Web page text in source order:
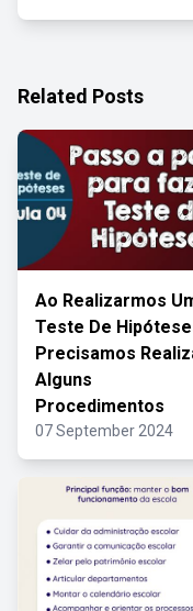
Related Posts
Ao Realizarmos
Teste De
Precisamos
Alguns
Procedimentos
07 September 2024